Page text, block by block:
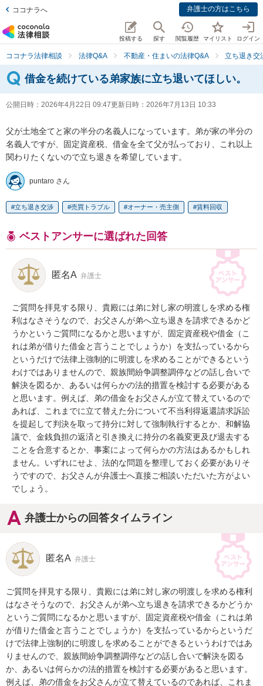
ココナラへ 弁護士の方はこちら
投稿する 探す 閲覧履歴 マイリスト ログイン
ココナラ法律相談 法律Q&A 不動産・住まいの法律Q&A 立ち退き交
借金を続けている弟家族に立ち退いてほしい。
公開日時： 2026年4月22日 09:47更新日時： 2026年7月13日 10:33
父が土地全てと家の半分の名義人になっています。弟が家の半分の
名義人ですが、固定資産税、借金を全て父が払っており、これ以上
関わりたくないので立ち退きを希望しています。
puntaro さん
立ち退き交渉 売買トラブル オーナー・売主側 賃料回収
ベストアンサーに選ばれた回答
匿名A 弁護士
ご質問を拝見する限り、貴殿には弟に対し家の明渡しを求める権
利はなさそうなので、お父さんが弟へ立ち退きを請求できるかど
うかというご質問になるかと思いますが、固定資産税や借金（こ
れは弟が借りた借金と言うことでしょうか）を支払っているから
というだけで法律上強制的に明渡しを求めることができるという
わけではありませんので、親族間紛争調整調停などの話し合いで
解決を図るか、あるいは何らかの法的措置を検討する必要がある
と思います。例えば、弟の借金をお父さんが立て替えているので
あれば、これまでに立て替えた分について不当利得返還請求訴訟
を提起して判決を取って持分に対して強制執行するとか、和解協
議で、金銭負担の返済と引き換えに持分の名義変更及び退去する
ことを合意するとか、事案によって何らかの方法はあるかもしれ
ません。いずれにせよ、法的な問題を整理しておく必要がありそ
うですので、お父さんが弁護士へ直接ご相談いただいた方がよい
でしょう。
弁護士からの回答タイムライン
匿名A 弁護士
ご質問を拝見する限り、貴殿には弟に対し家の明渡しを求める権利
はなさそうなので、お父さんが弟へ立ち退きを請求できるかどうか
というご質問になるかと思いますが、固定資産税や借金（これは弟
が借りた借金と言うことでしょうか）を支払っているからというだ
けで法律上強制的に明渡しを求めることができるというわけではあ
りませんので、親族間紛争調整調停などの話し合いで解決を図る
か、あるいは何らかの法的措置を検討する必要があると思います。
例えば、弟の借金をお父さんが立て替えているのであれば、これま